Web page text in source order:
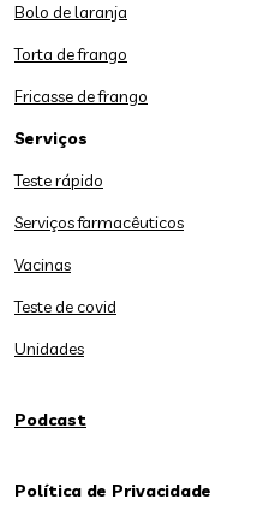
Bolo de laranja
Torta de frango
Fricasse de frango
Serviços
Teste rápido
Serviços farmacêuticos
Vacinas
Teste de covid
Unidades
Podcast
Política de Privacidade